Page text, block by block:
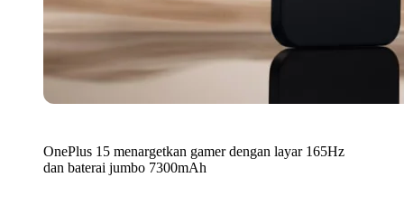
OnePlus 15 menargetkan gamer dengan layar 165Hz
dan baterai jumbo 7300mAh